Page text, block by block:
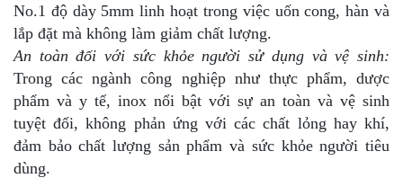
No.1 độ dày 5mm linh hoạt trong việc uốn cong, hàn và
lắp đặt mà không làm giảm chất lượng.
An toàn đối với sức khỏe người sử dụng và vệ sinh:
Trong các ngành công nghiệp như thực phẩm, dược
phẩm và y tế, inox nổi bật với sự an toàn và vệ sinh
tuyệt đối, không phản ứng với các chất lỏng hay khí,
đảm bảo chất lượng sản phẩm và sức khỏe người tiêu
dùng.